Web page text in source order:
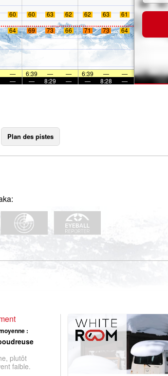
60 60 63 62 62 63
61
64 69 73 66 71 73 64
— 6:39 — — 6:39 —
—
— — 8:29 — — 8:28 —
Plan des pistes
:
plutôt
faible.